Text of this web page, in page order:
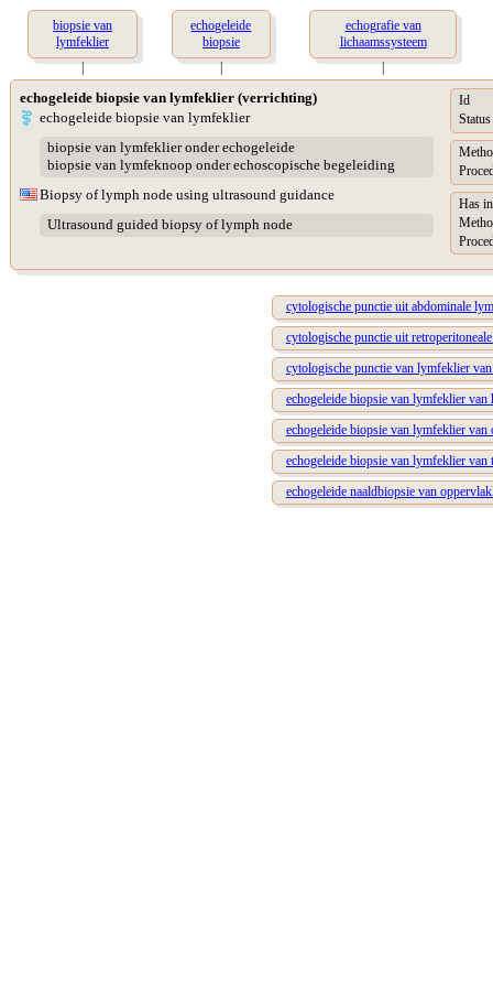
biopsie van
lymfeklier
echogeleide
biopsie
echografie van
lichaamssysteem
|
| |
echogeleide biopsie van lymfeklier (verrichting)
echogeleide biopsie van lymfeklier
biopsie van lymfeklier onder echogeleide
biopsie van lymfeknoop onder echoscopische begeleiding
Biopsy of lymph node using ultrasound guidance
Ultrasound guided biopsy of lymph node
Id
Status
Has
cytologische punctie uit abdominale
cytologische punctie uit
cytologische punctie van lymfeklier
echogeleide biopsie van lymfeklier van
echogeleide biopsie van lymfeklier van
echogeleide biopsie van lymfeklier van
echogeleide naaldbiopsie van